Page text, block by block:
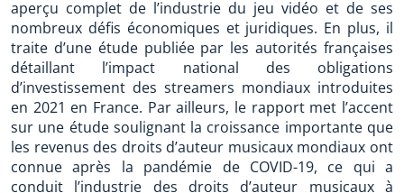
aperçu complet de l’industrie du jeu vidéo et de ses
nombreux défis économiques et juridiques. En plus, il
traite d’une étude publiée par les autorités françaises
détaillant l’impact national des obligations
d’investissement des streamers mondiaux introduites
en 2021 en France. Par ailleurs, le rapport met l’accent
sur une étude soulignant la croissance importante que
les revenus des droits d’auteur musicaux mondiaux ont
connue après la pandémie de COVID-19, ce qui a
conduit l’industrie des droits d’auteur musicaux à